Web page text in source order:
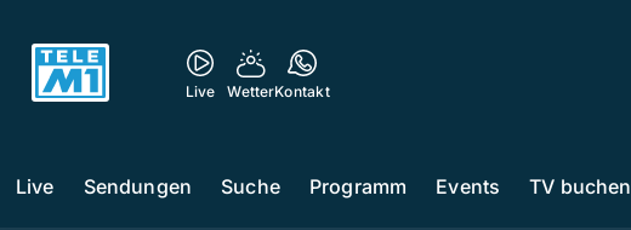
Live WetterKontakt
Live Sendungen Suche Programm Events TV buchen